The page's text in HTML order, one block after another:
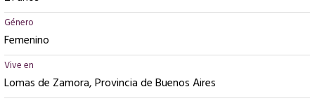
Género
Femenino
Vive en
Lomas de Zamora, Provincia de Buenos Aires